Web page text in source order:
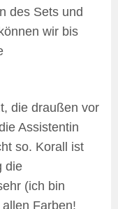
des Sets und
wir bis
die draußen vor
Assistentin
so. Korall ist
die
(ich bin
Farben!